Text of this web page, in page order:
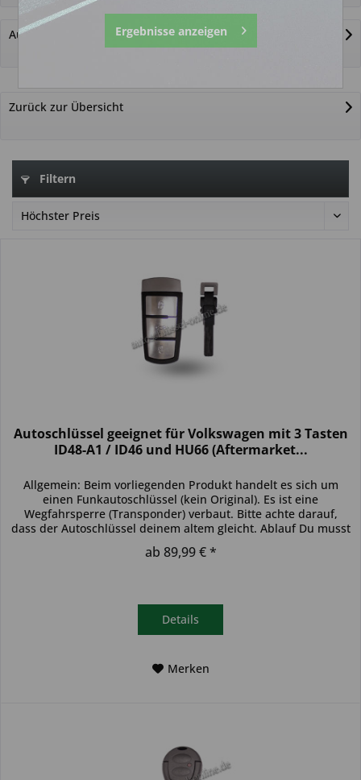
Autoschlüssel nicht gefunden?
Zurück zur Übersicht
Filtern
Autoschlüssel geeignet für Volkswagen mit 3 Tasten
ID48-A1 / ID46 und HU66 (Aftermarket...
Allgemein: Beim vorliegenden Produkt handelt es sich um
einen Funkautoschlüssel (kein Original). Es ist eine
Wegfahrsperre (Transponder) verbaut. Bitte achte darauf,
dass der Autoschlüssel deinem altem gleicht. Ablauf Du musst
ab 89,99 € *
Details
Merken
Ergebnisse anzeigen